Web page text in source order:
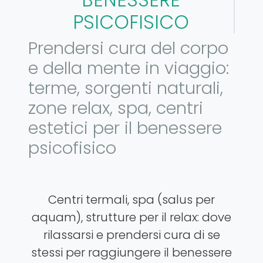
PSICOFISICO
Prendersi cura del corpo
e della mente in viaggio:
terme, sorgenti naturali,
zone relax, spa, centri
estetici per il benessere
psicofisico
Centri termali, spa (salus per
aquam), strutture per il relax: dove
rilassarsi e prendersi cura di se
stessi per raggiungere il benessere